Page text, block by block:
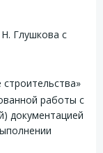
Глушкова с
строительства»
работы с
документацией